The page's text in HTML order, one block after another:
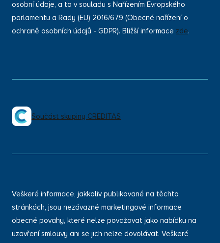
osobní údaje, a to v souladu s Nařízením Evropského
parlamentu a Rady (EU) 2016/679 (Obecné nařízení o
ochraně osobních údajů - GDPR). Bližší informace zde.
Součást skupiny CREDITAS
Veškeré informace, jakkoliv publikované na těchto
stránkách, jsou nezávazné marketingové informace
obecné povahy, které nelze považovat jako nabídku na
uzavření smlouvy ani se jich nelze dovolávat. Veškeré